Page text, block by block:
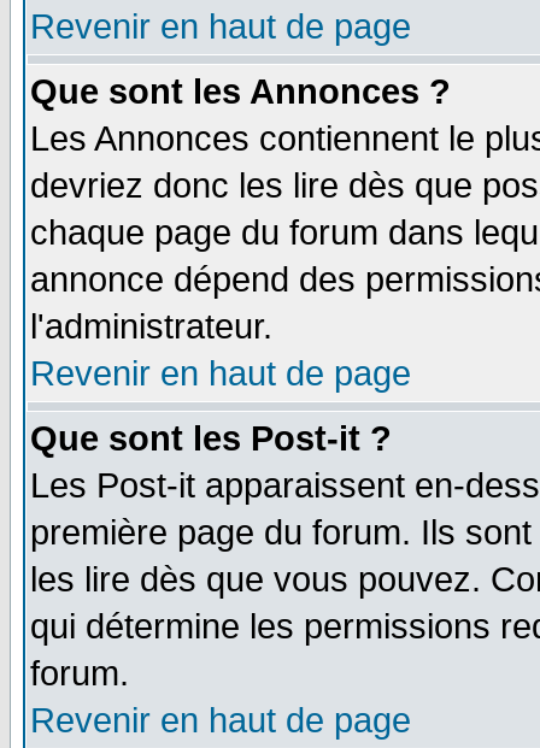
Revenir en haut de page
Que sont les Annonces ?
Les Annonces contiennent le
devriez donc les lire dès que
chaque page du forum dans
annonce dépend des
l'administrateur.
Revenir en haut de page
Que sont les Post-it ?
Les Post-it apparaissent en-
première page du forum. Ils
les lire dès que vous pouvez.
qui détermine les permissions
forum.
Revenir en haut de page